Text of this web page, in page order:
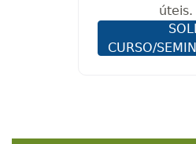
úteis.
CURSO/